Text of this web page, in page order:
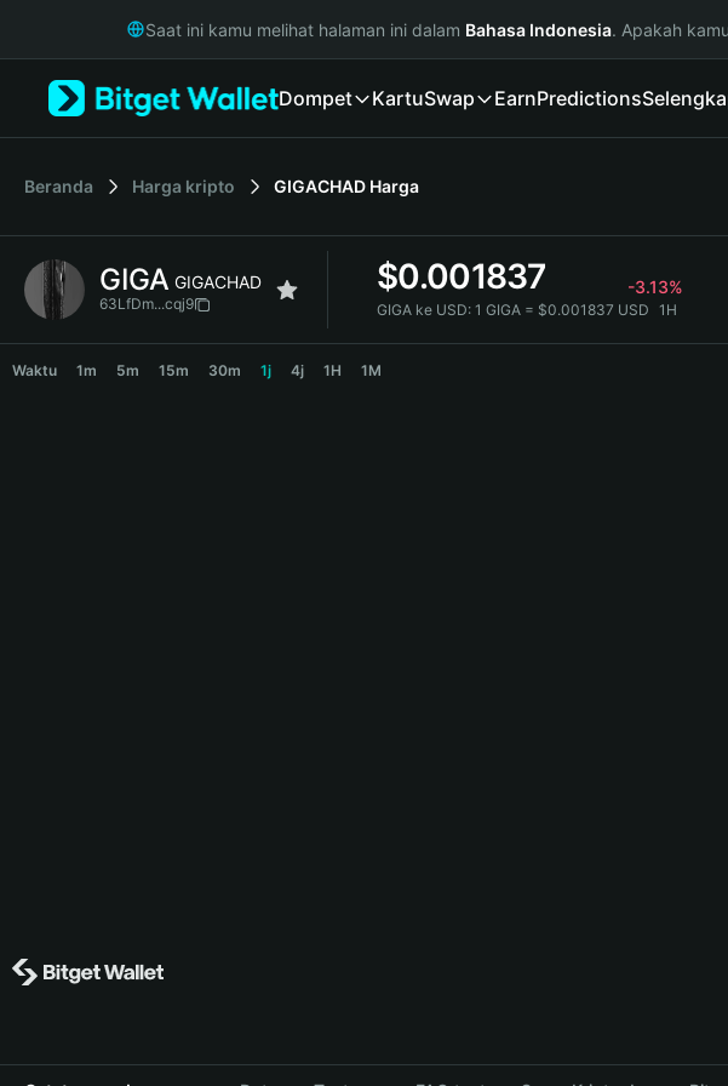
Русский
Italiano
简体中文
繁體中文
Bahasa Indonesia
Saat ini kamu melihat halaman ini dalam Bahasa Indonesia. Apakah
Dompet KartuSwap EarnPredictions
Beranda Harga kripto GIGACHAD Harga
GIGA GIGACHAD
63LfDm...cqj9
$0.001837 -3.13%
GIGA ke USD: 1 GIGA = $0.001837 USD 1H
Waktu 1m 5m 15m 30m 1j 4j 1H 1M